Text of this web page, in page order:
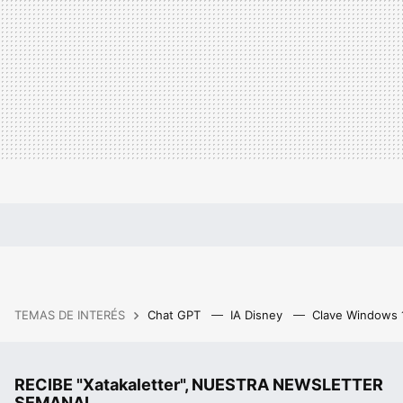
TEMAS DE INTERÉS Chat GPT IA Disney Clave Windows
RECIBE "Xatakaletter", NUESTRA NEWSLETTER